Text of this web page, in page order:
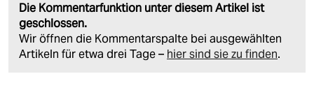
Die Kommentarfunktion unter diesem Artikel ist
geschlossen.
Wir öffnen die Kommentarspalte bei ausgewählten
Artikeln für etwa drei Tage – hier sind sie zu finden.